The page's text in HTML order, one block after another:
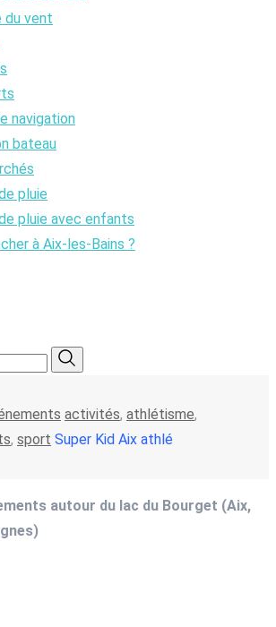
du vent
navigation
bateau
pluie
pluie avec enfants
à Aix-les-Bains ?
activités, athlétisme,
, sport Super Kid Aix athlé
autour du lac du Bourget (Aix,